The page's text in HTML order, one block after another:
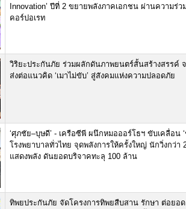
Innovation’ ปีที่ 2 ขยายพลังภาคเอกชน ผ่านความร่
คอร์ปอเรท
วิริยะประกันภัย ร่วมผลักดันภาพยนตร์สั้นสร้างสรรค์
ส่งต่อแนวคิด ‘เมาไม่ขับ’ สู่สังคมแห่งความปลอดภัย
‘ศุภชัย–บุษดี’ - เครือซีพี ผนึกหมอออร์โธฯ ขับเคลื่อน
โรงพยาบาลทั่วไทย จุดพลังการให้ครั้งใหญ่ นักวิ่งกว่า
แสดงพลัง ดันยอดบริจาคทะลุ 100 ล้าน
ทิพยประกันภัย จัดโครงการทิพยสืบสาน รักษา ต่อยอ